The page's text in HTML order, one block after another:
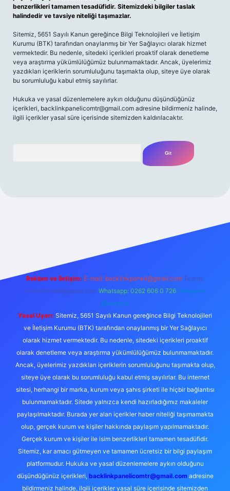
benzerlikleri tamamen tesadüfidir. Sitemizdeki bilgiler taslak
halindedir ve tavsiye niteliği taşımazlar.
Sitemiz, 5651 Sayılı Kanun gereğince Bilgi Teknolojileri ve İletişim
Kurumu (BTK) tarafından onaylanmış bir Yer Sağlayıcı olarak hizmet
vermektedir. Bu nedenle, sitedeki içerikleri proaktif olarak denetleme
veya araştırma yükümlülüğümüz bulunmamaktadır. Ancak, üyelerimiz
yazdıkları içeriklerin sorumluluğunu taşımakta olup, siteye üye olarak
bu sorumluluğu kabul etmiş sayılırlar.
Hukuka ve yasal düzenlemelere aykırı olduğunu düşündüğünüz
içerikleri, backlinkpanelicomtr@gmail.com adresine bildirmeniz halinde,
ilgili içerikler yasal süre içerisinde sitemizden kaldırılacaktır.
Reklam ve İletişim: E-mail: backlinkpaneli@gmail.com Teams:
forumhizmeti@gmail.com Whatsapp: 0262 606 0 726 Telegram:
@karabul
Yasal Uyarı: Sitemiz, 5651 Sayılı Kanun gereğince Bilgi Teknolojileri
ve İletişim Kurumu (BTK) tarafından onaylanmış bir Yer Sağlayıcı
olarak hizmet vermektedir. Bu nedenle, sitedeki içerikleri proaktif
olarak denetleme veya araştırma yükümlülüğümüz bulunmamaktadır.
Ancak, üyelerimiz yazdıkları içeriklerin sorumluluğunu taşımakta olup,
siteye üye olarak bu sorumluluğu kabul etmiş sayılırlar. Bu internet
sitesi, herhangi bir marka, kurum veya şahıs şirketi ile hiçbir bağlantısı
bulunmamaktadır. Sitede yalnızca kendi hazırladığımız makaleler
paylaşılmaktadır. Burada yer alan içerikler haber niteliği taşımamakta
olup, gerçek kurum ve kişiler hakkında paylaşım yapılmamaktadır.
Gerçek kurum ve kişiler ile isim benzerlikleri tamamen tesadüfidir.
Sitemiz, kar amacı gütmeyen ve tamamen ücretsiz bir bilgi paylaşım
platformudur. Hukuka ve yasal düzenlemelere aykırı olduğunu
düşündüğünüz içerikleri, backlinkpanelicomtr@gmail.comadresine
bildirmeniz halinde, ilgili içerikler yasal süre içerisinde sitemizden